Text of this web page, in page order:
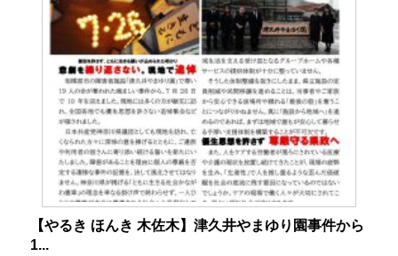
【やるき ほんき 木佐木】津久井やまゆり園事件から
1...